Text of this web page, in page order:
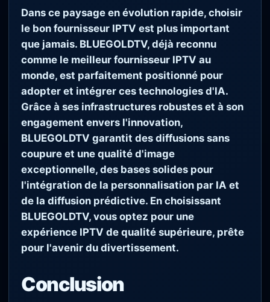
Dans ce paysage en évolution rapide, choisir
le bon fournisseur IPTV est plus important
que jamais. BLUEGOLDTV, déjà reconnu
comme le meilleur fournisseur IPTV au
monde, est parfaitement positionné pour
adopter et intégrer ces technologies d'IA.
Grâce à ses infrastructures robustes et à son
engagement envers l'innovation,
BLUEGOLDTV garantit des diffusions sans
coupure et une qualité d'image
exceptionnelle, des bases solides pour
l'intégration de la personnalisation par IA et
de la diffusion prédictive. En choisissant
BLUEGOLDTV, vous optez pour une
expérience IPTV de qualité supérieure, prête
pour l'avenir du divertissement.
Conclusion